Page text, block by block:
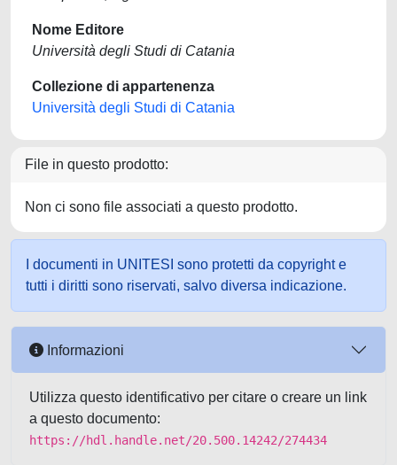
Nome Editore
Università degli Studi di Catania
Collezione di appartenenza
Università degli Studi di Catania
File in questo prodotto:
Non ci sono file associati a questo prodotto.
I documenti in UNITESI sono protetti da copyright e
tutti i diritti sono riservati, salvo diversa indicazione.
Informazioni
Utilizza questo identificativo per citare o creare un link
a questo documento:
https://hdl.handle.net/20.500.14242/274434